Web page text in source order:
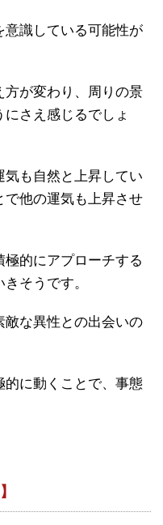
意識している可能性が
が変わり、周りの景
さえ感じるでしょ
気も自然と上昇してい
で他の運気も上昇させ
的にアプローチする
そうです。
な異性との出会いの
的に動くことで、事態